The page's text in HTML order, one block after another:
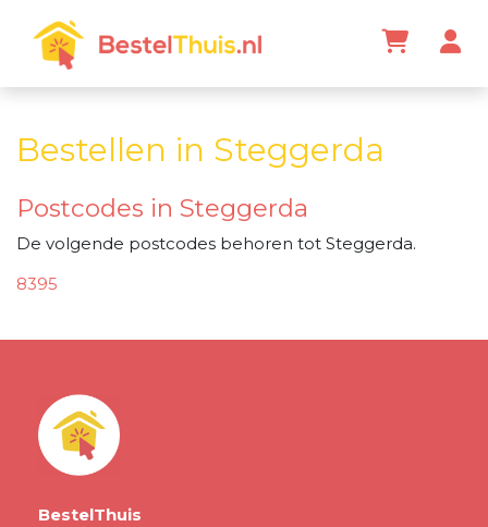
Bestellen in Steggerda
Postcodes in Steggerda
De volgende postcodes behoren tot Steggerda.
8395
BestelThuis